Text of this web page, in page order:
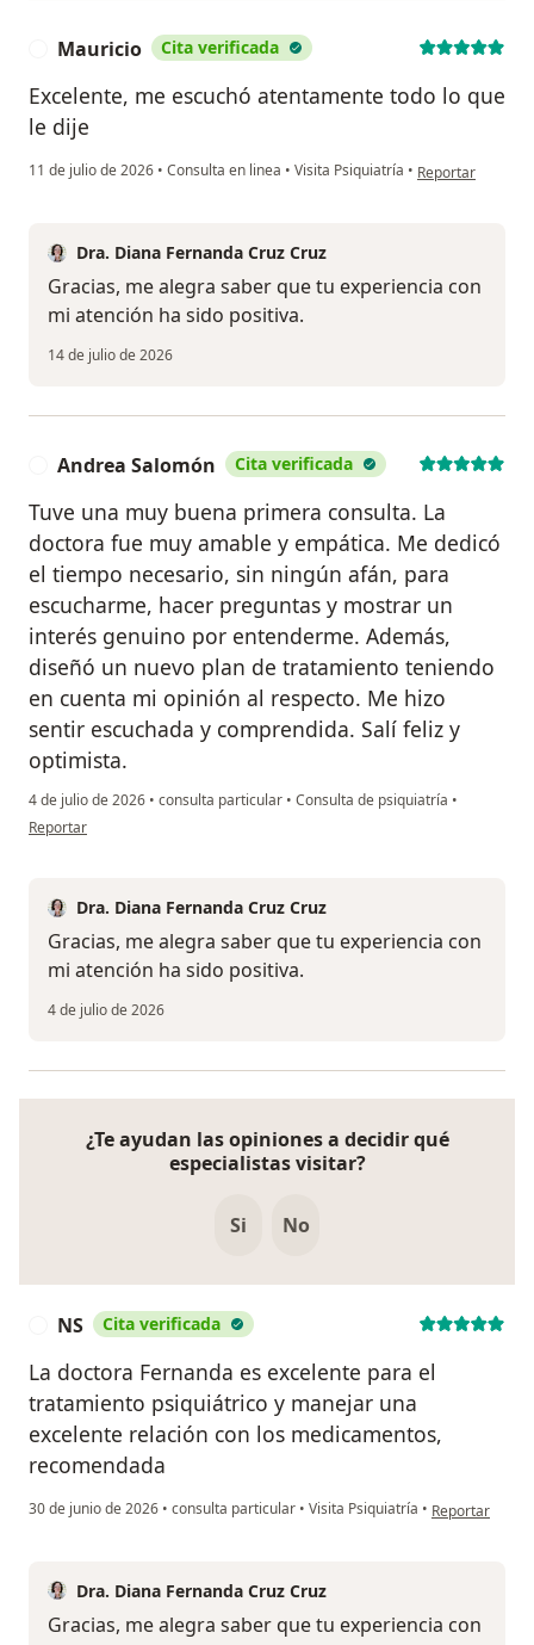
Mauricio Cita verificada
Excelente, me escuchó atentamente todo lo que
le dije
11 de julio de 2026 • Consulta en linea • Visita Psiquiatría • en opinión del
Reportar
Dra. Diana Fernanda Cruz Cruz
Gracias, me alegra saber que tu experiencia con
mi atención ha sido positiva.
14 de julio de 2026
Andrea Salomón Cita verificada
Tuve una muy buena primera consulta. La
doctora fue muy amable y empática. Me dedicó
el tiempo necesario, sin ningún afán, para
escucharme, hacer preguntas y mostrar un
interés genuino por entenderme. Además,
diseñó un nuevo plan de tratamiento teniendo
en cuenta mi opinión al respecto. Me hizo
sentir escuchada y comprendida. Salí feliz y
optimista.
4 de julio de 2026 • consulta particular • Consulta de psiquiatría •
en opinión del usuario Andrea Salomón
Reportar
Dra. Diana Fernanda Cruz Cruz
Gracias, me alegra saber que tu experiencia con
mi atención ha sido positiva.
4 de julio de 2026
¿Te ayudan las opiniones a decidir qué
especialistas visitar?
Si No
NS Cita verificada
La doctora Fernanda es excelente para el
tratamiento psiquiátrico y manejar una
excelente relación con los medicamentos,
recomendada
30 de junio de 2026 • consulta particular • Visita Psiquiatría • en opinión del
Reportar
Dra. Diana Fernanda Cruz Cruz
Gracias, me alegra saber que tu experiencia con